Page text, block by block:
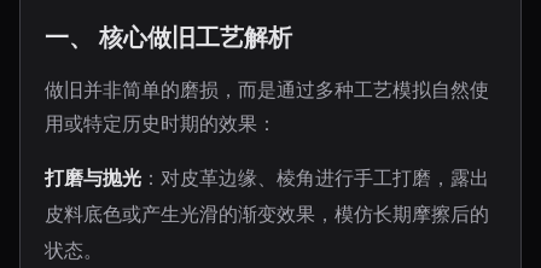
一、 核心做旧工艺解析
做旧并非简单的磨损，而是通过多种工艺模拟自然使
用或特定历史时期的效果：
打磨与抛光 ：对皮革边缘、棱角进行手工打磨，露出
皮料底色或产生光滑的渐变效果，模仿长期摩擦后的
状态。